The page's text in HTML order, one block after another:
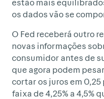
os dados vão se
O Fed receberá outro
novas informações
consumidor antes de
que agora podem
cortar os juros em
faixa de 4,25% a 4,5%